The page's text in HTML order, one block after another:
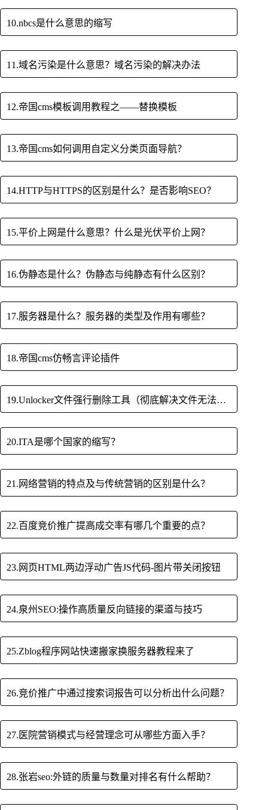
10.nbcs是什么意思的缩写
11.域名污染是什么意思？域名污染的解决办法
12.帝国cms模板调用教程之——替换模板
13.帝国cms如何调用自定义分类页面导航？
14.HTTP与HTTPS的区别是什么？是否影响SEO？
15.平价上网是什么意思？什么是光伏平价上网？
16.伪静态是什么？伪静态与纯静态有什么区别？
17.服务器是什么？服务器的类型及作用有哪些？
18.帝国cms仿畅言评论插件
19.Unlocker文件强行删除工具（彻底解决文件无法删除）
20.ITA是哪个国家的缩写？
21.网络营销的特点及与传统营销的区别是什么？
22.百度竞价推广提高成交率有哪几个重要的点？
23.网页HTML两边浮动广告JS代码-图片带关闭按钮
24.泉州SEO:操作高质量反向链接的渠道与技巧
25.Zblog程序网站快速搬家换服务器教程来了
26.竞价推广中通过搜索词报告可以分析出什么问题？
27.医院营销模式与经营理念可从哪些方面入手？
28.张岩seo:外链的质量与数量对排名有什么帮助？